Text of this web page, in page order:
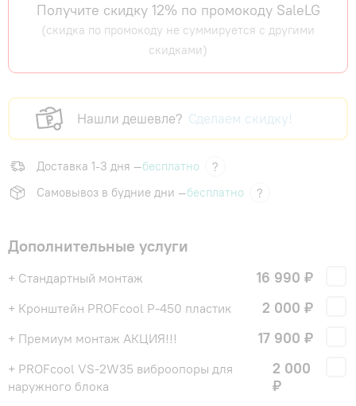
Получите скидку 12% по промокоду SaleLG
(скидка по промокоду не суммируется с другими
скидками)
Нашли дешевле? Сделаем скидку!
Доставка 1-3 дня —бесплатно
?
Самовывоз в будние дни —бесплатно ?
Дополнительные услуги
+ Стандартный монтаж 16 990 ₽
+ Кронштейн PROFcool P-450 пластик 2 000 ₽
+ Премиум монтаж АКЦИЯ!!! 17 900 ₽
+ PROFcool VS-2W35 виброопоры для
наружного блока
2 000
₽